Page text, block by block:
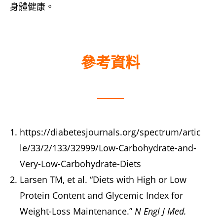
身體健康。
參考資料
https://diabetesjournals.org/spectrum/artic
le/33/2/133/32999/Low-Carbohydrate-and-
Very-Low-Carbohydrate-Diets
Larsen TM, et al. “Diets with High or Low
Protein Content and Glycemic Index for
Weight-Loss Maintenance.” N Engl J Med.